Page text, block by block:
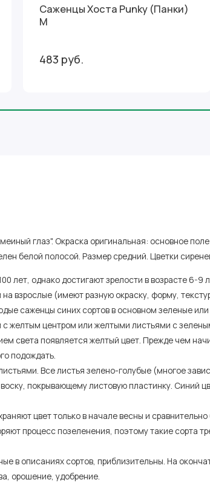
Саженцы Хоста Punky (Панки)
М
483 руб.
глаз". Окраска оригинальная: основное
белой полосой. Размер средний. Цветки
лет, однако достигают зрелости в возрасте 6-9
взрослые (имеют разную окраску, форму,
саженцы синих сортов в основном зеленые
желтым центром или желтыми листьями с
света появляется желтый цвет. Прежде чем
подождать.
Все листья зелено-голубые (многое
покрывающему листовую пластинку. Синий
цвет только в начале весны и
процесс позеленения, поэтому такие сорта
в описаниях сортов, приблизительны. На
орошение, удобрение.